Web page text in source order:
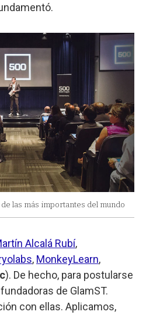
las más importantes del mundo
Alcalá Rubí,
, MonkeyLearn,
). De hecho, para postularse
de GlamST.
con ellas. Aplicamos,